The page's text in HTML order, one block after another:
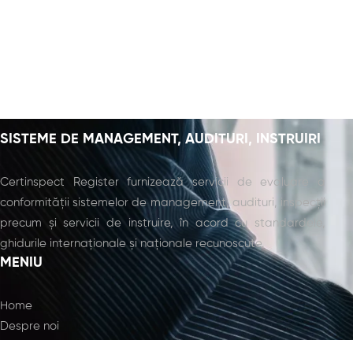
SISTEME DE MANAGEMENT, AUDITURI, INSTRUIRI
Certinspect Register furnizează servicii de evaluare a
conformității sistemelor de management, audituri, inspecții
precum și servicii de instruire, în acord cu standardele,
ghidurile internaționale și naționale recunoscute.
MENIU
Home
Despre noi